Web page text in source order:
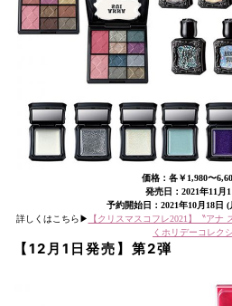
価格：各￥1,980〜
発売日：2021年11月
予約開始日：2021年10月18日
詳しくはこちら▶︎
【クリスマスコフレ2021】〝アナ
くホリデーコレク
【12月1日発売】第2弾